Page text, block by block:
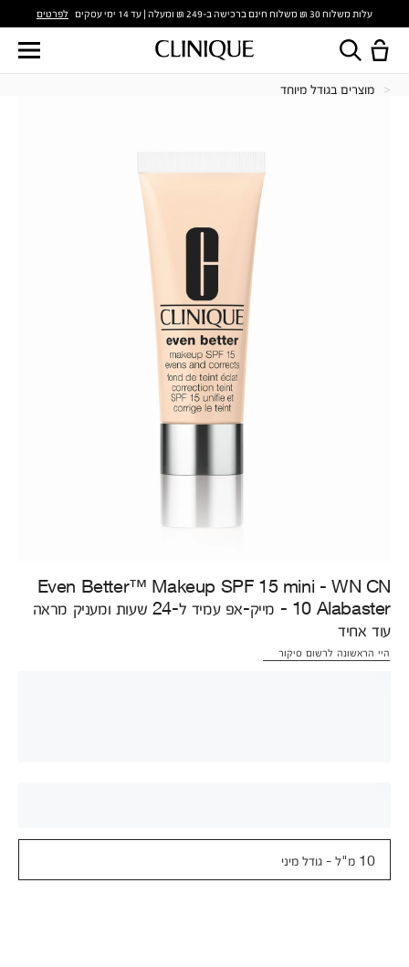
עלות משלוח 30 ₪ משלוח חינם ברכישה ב-249 ₪ ומעלה | עד 14 ימי עסקים לפרטים
מוצרים בגודל מיוחד
Even Better™ Makeup SPF 15 mini - WN CN
10 Alabaster - מייק-אפ עמיד ל-24 שעות ומעניק מראה
עוד אחיד
היי הראשונה לרשום סיקור
10 מ"ל - גודל מיני